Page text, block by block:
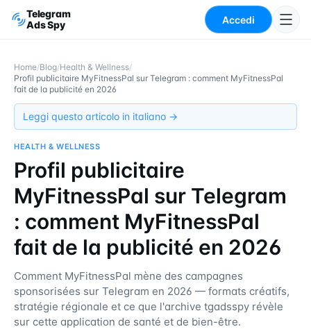
Telegram
Ads Spy
Accedi
Home/Blog/Health & Wellness/
Profil publicitaire MyFitnessPal sur Telegram : comment MyFitnessPal
fait de la publicité en 2026
Leggi questo articolo in italiano →
HEALTH & WELLNESS
Profil publicitaire
MyFitnessPal sur Telegram
: comment MyFitnessPal
fait de la publicité en 2026
Comment MyFitnessPal mène des campagnes
sponsorisées sur Telegram en 2026 — formats créatifs,
stratégie régionale et ce que l'archive tgadsspy révèle
sur cette application de santé et de bien-être.